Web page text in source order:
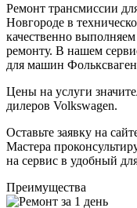
Ремонт трансмиссии
Новгороде в
качественно
ремонту. В нашем
для машин
Цены на услуги
дилеров Volkswagen.
Оставьте заявку на
Мастера
на сервис в удобный
Преимущества